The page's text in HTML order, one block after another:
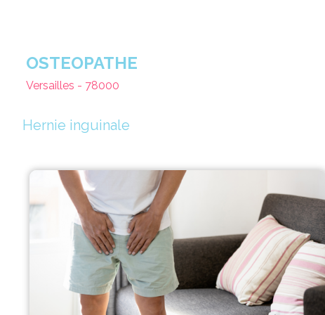
OSTEOPATHE
Versailles - 78000
Hernie inguinale